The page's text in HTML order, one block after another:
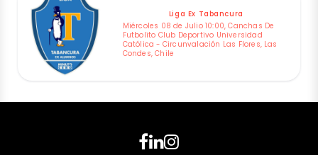
Liga Ex Tabancura
Miércoles 08 de Julio 10:00, Canchas De
Futbolito Club Deportivo Universidad
Católica - Circunvalación Las Flores, Las
Condes, Chile